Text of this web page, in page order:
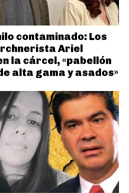
contaminado: Los
Ariel
la cárcel, «pabellón
alta gama y asados»